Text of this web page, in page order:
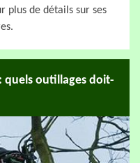
plus de détails sur ses
quels outillages doit-